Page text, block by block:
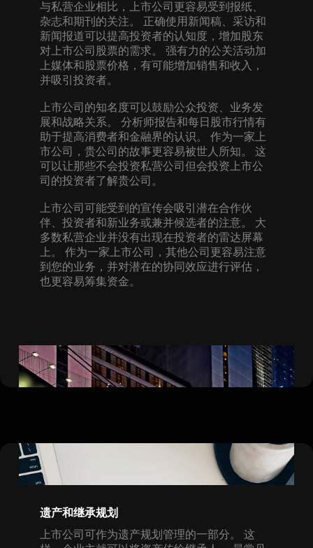
与私营企业相比，上市公司更容易受到报纸、
杂志和期刊的关注。 正确使用新闻稿、采访和
新闻报道可以提高投资者的认知度，增加股东
对上市公司股票的需求。 强有力的公关活动加
上媒体和股票价格，有可能增加销售和收入，
并吸引投资者。
上市公司的知名度可以鼓励公众投资、业务发
展和战略关系。 分析师报告和每日股市行情有
助于提高消费者和金融界的认识。 作为一家上
市公司，贵公司的故事更容易被世人所知。 这
可以让那些不会投资私营公司但会投资上市公
司的投资者了解贵公司。
上市公司可能受到的宣传会吸引潜在合作伙
伴、投资者和新业务或兼并候选者的注意。 大
多数私营企业并没有出现在投资者的雷达屏幕
上。 作为一家上市公司，其他公司更容易注意
到您的业务，并对潜在的协同效应进行评估，
也更容易筹集资金。
遗产和继承规划
上市公司可作为遗产规划管理的一部分。 这